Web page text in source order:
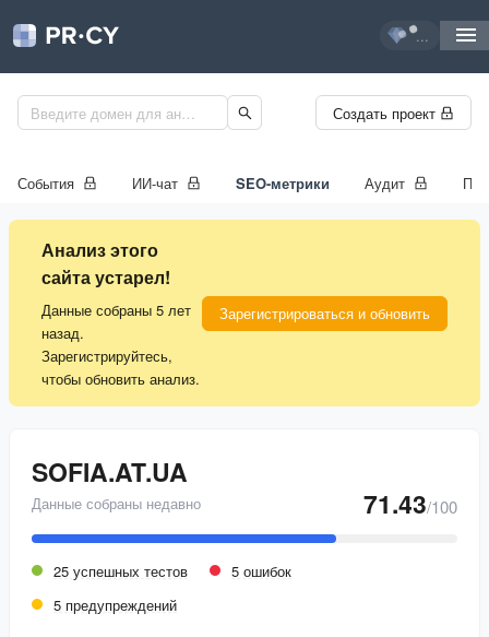
...
Создать проект
События ИИ-чат SEO-метрики Аудит
Анализ этого
сайта устарел!
Данные собраны 5 лет
назад.
Зарегистрируйтесь,
чтобы обновить анализ.
Зарегистрироваться и обновить
SOFIA.AT.UA
Данные собраны недавно 71.43/100
25 успешных тестов
5 ошибок
5 предупреждений